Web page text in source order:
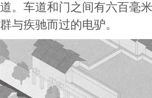
道。车道和门之间有六百毫
群与疾驰而过的电驴。